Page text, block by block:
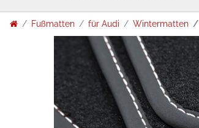
Fußmatten für Audi Wintermatten